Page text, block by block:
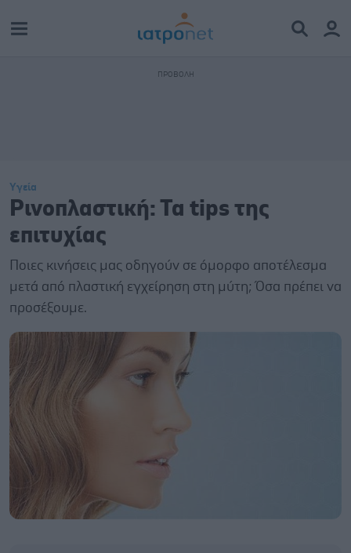
Υγεία
Ρινοπλαστική: Τα tips της
επιτυχίας
Ποιες κινήσεις μας οδηγούν σε όμορφο αποτέλεσμα
μετά από πλαστική εγχείρηση στη μύτη; Όσα πρέπει να
προσέξουμε.